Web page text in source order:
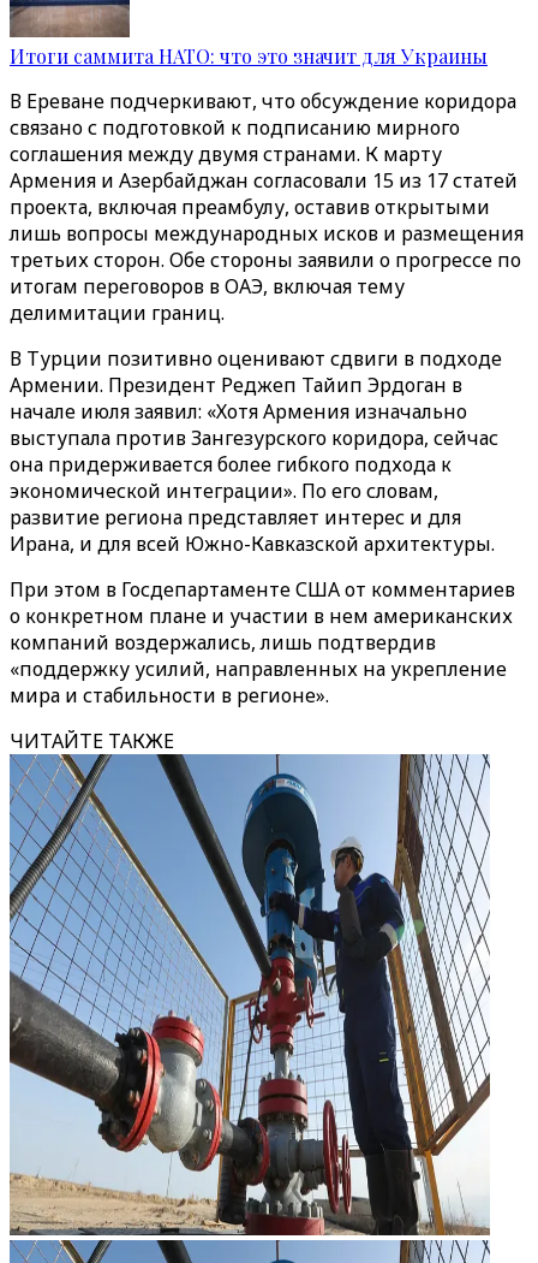
Итоги саммита НАТО: что это значит для Украины
В Ереване подчеркивают, что обсуждение коридора
связано с подготовкой к подписанию мирного
соглашения между двумя странами. К марту
Армения и Азербайджан согласовали 15 из 17 статей
проекта, включая преамбулу, оставив открытыми
лишь вопросы международных исков и размещения
третьих сторон. Обе стороны заявили о прогрессе по
итогам переговоров в ОАЭ, включая тему
делимитации границ.
В Турции позитивно оценивают сдвиги в подходе
Армении. Президент Реджеп Тайип Эрдоган в
начале июля заявил: «Хотя Армения изначально
выступала против Зангезурского коридора, сейчас
она придерживается более гибкого подхода к
экономической интеграции». По его словам,
развитие региона представляет интерес и для
Ирана, и для всей Южно-Кавказской архитектуры.
При этом в Госдепартаменте США от комментариев
о конкретном плане и участии в нем американских
компаний воздержались, лишь подтвердив
«поддержку усилий, направленных на укрепление
мира и стабильности в регионе».
ЧИТАЙТЕ ТАКЖЕ